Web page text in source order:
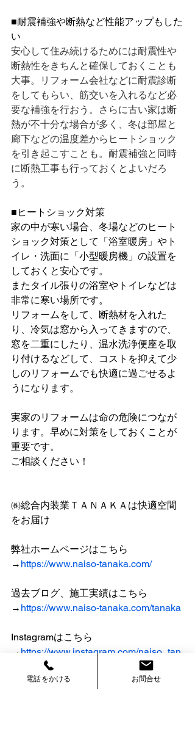
■耐震補強や断熱など性能アップもした
い
安心して住み続けるためには耐震性や
断熱性をきちんと確保しておくことも
大事。リフォーム会社などに耐震診断
をしてもらい、筋交いを入れるなど必
要な補強を行おう。さらに古い家は断
熱が不十分な場合が多く、冬は部屋と
廊下などの温度差からヒートショック
を引き起こすことも。耐震補強と同時
に断熱工事も行っておくとよいだろ
う。
■ヒートショック対策
家の中が寒い場合、冬場などのヒート
ショック対策として「浴室暖房」やト
イレ・洗面に「小型暖房機」の設置を
しておくと安心です。
またタイル張りの浴室やトイレなどは
非常に寒い場所です。
リフォームをして、断熱材を入れた
り、冷気は窓から入ってきますので、
窓を二重にしたり、温水洗浄便座を取
り付けるなどして、コストを抑えて少
しのリフォームでも快適に過ごせるよ
うになります。
実家のリフォームは命の危険につなが
ります。早めに対策をしておくことが
重要です。
ご相談ください！
㈱総合内装業ＴＡＮＡＫＡは快適空間
をお届け
弊社ホームページはこちら
→ https://www.naiso-tanaka.com/
過去ブログ、施工実績はこちら
→ https://www.naiso-tanaka.com/tanaka
Instagramはこちら
→ https://www.instagram.com/naiso_tan
電話をかける お問合せ